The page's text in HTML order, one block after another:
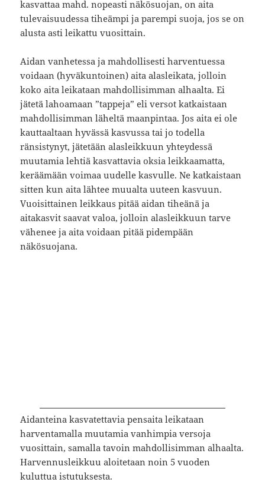
kasvattaa mahd. nopeasti näkösuojan, on aita
tulevaisuudessa tiheämpi ja parempi suoja, jos se on
alusta asti leikattu vuosittain.
Aidan vanhetessa ja mahdollisesti harventuessa
voidaan (hyväkuntoinen) aita alasleikata, jolloin
koko aita leikataan mahdollisimman alhaalta. Ei
jätetä lahoamaan ”tappeja” eli versot katkaistaan
mahdollisimman läheltä maanpintaa. Jos aita ei ole
kauttaaltaan hyvässä kasvussa tai jo todella
ränsistynyt, jätetään alasleikkuun yhteydessä
muutamia lehtiä kasvattavia oksia leikkaamatta,
keräämään voimaa uudelle kasvulle. Ne katkaistaan
sitten kun aita lähtee muualta uuteen kasvuun.
Vuoisittainen leikkaus pitää aidan tiheänä ja
aitakasvit saavat valoa, jolloin alasleikkuun tarve
vähenee ja aita voidaan pitää pidempään
näkösuojana.
Aidanteina kasvatettavia pensaita leikataan
harventamalla muutamia vanhimpia versoja
vuosittain, samalla tavoin mahdollisimman alhaalta.
Harvennusleikkuu aloitetaan noin 5 vuoden
kuluttua istutuksesta.